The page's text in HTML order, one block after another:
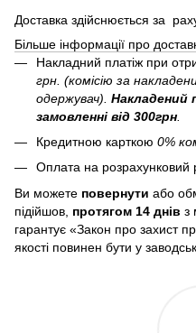
Доставка здійснюється за
Більше інформації про
Накладний платіж при
грн. (комісію за
одержувач). Накладений
замовленні від 300грн
Кредитною карткою 0%
Оплата на
Ви можете повернути або
підійшов, протягом 14 днів з
гарантує «Закон про захист
якості повинен бути у